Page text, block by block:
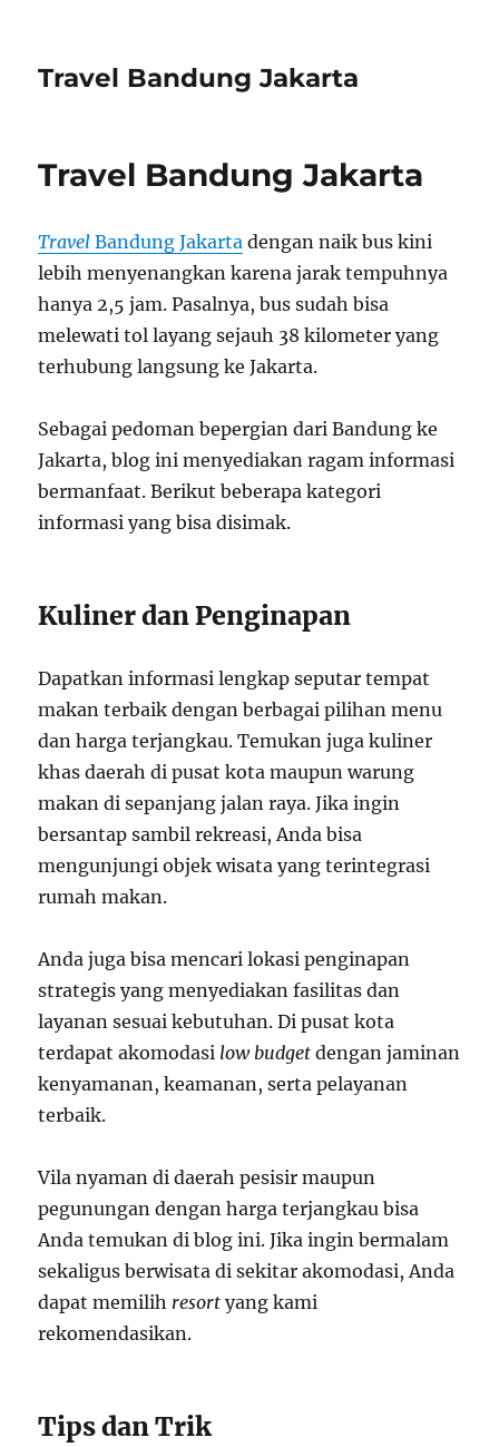
Travel Bandung Jakarta
Travel Bandung Jakarta
Travel Bandung Jakarta dengan naik bus kini
lebih menyenangkan karena jarak tempuhnya
hanya 2,5 jam. Pasalnya, bus sudah bisa
melewati tol layang sejauh 38 kilometer yang
terhubung langsung ke Jakarta.
Sebagai pedoman bepergian dari Bandung ke
Jakarta, blog ini menyediakan ragam informasi
bermanfaat. Berikut beberapa kategori
informasi yang bisa disimak.
Kuliner dan Penginapan
Dapatkan informasi lengkap seputar tempat
makan terbaik dengan berbagai pilihan menu
dan harga terjangkau. Temukan juga kuliner
khas daerah di pusat kota maupun warung
makan di sepanjang jalan raya. Jika ingin
bersantap sambil rekreasi, Anda bisa
mengunjungi objek wisata yang terintegrasi
rumah makan.
Anda juga bisa mencari lokasi penginapan
strategis yang menyediakan fasilitas dan
layanan sesuai kebutuhan. Di pusat kota
terdapat akomodasi low budget dengan jaminan
kenyamanan, keamanan, serta pelayanan
terbaik.
Vila nyaman di daerah pesisir maupun
pegunungan dengan harga terjangkau bisa
Anda temukan di blog ini. Jika ingin bermalam
sekaligus berwisata di sekitar akomodasi, Anda
dapat memilih resort yang kami
rekomendasikan.
Tips dan Trik